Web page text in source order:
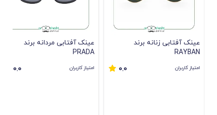
عینک آفتابی زنانه برند
RAYBAN
امتیاز کاربران 0.0
عینک آفتابی مردانه برند
PRADA
امتیاز کاربران 0.0